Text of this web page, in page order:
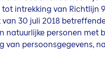
intrekking van Richtlijn
van 30 juli 2018
natuurlijke personen met
van persoonsgegevens,